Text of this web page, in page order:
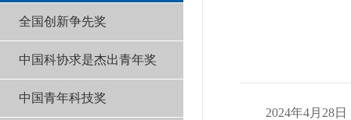
全国创新争先奖
中国科协求是杰出青年奖
中国青年科技奖
2024年4月28